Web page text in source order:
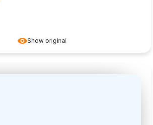
Show original